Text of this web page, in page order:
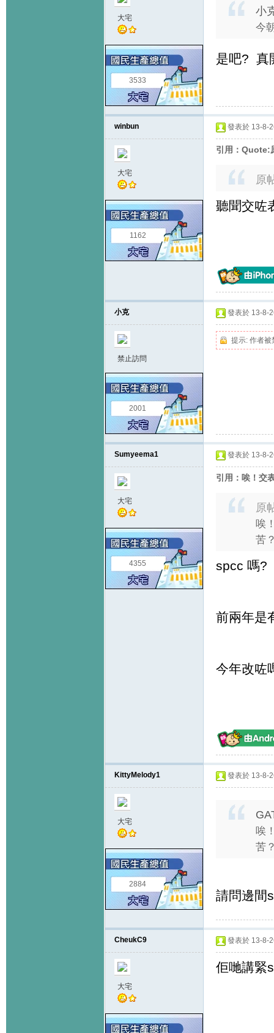
大宅
3533
小
今
是吧? 真
winbun
大宅
1162
發表於 13-8-
引用：Quote:
原
聽聞交咗
小克
禁止訪問
2001
發表於 13-8-
提示: 作者被
Sumyeema1
大宅
4355
發表於 13-8-
引用：唉！交
原
唉
苦
spcc 嗎?
前兩年是
今年改咗
KittyMelody1
大宅
2884
發表於 13-8-
唉
苦
請問邊間
CheukC9
大宅
發表於 13-8-
佢哋講緊